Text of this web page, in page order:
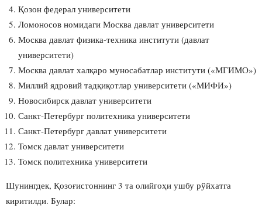
Қозон федерал университети
Ломоносов номидаги Москва давлат университети
Москва давлат физика-техника институти (давлат
университети)
Москва давлат халқаро муносабатлар институти («МГИМО»)
Миллий ядровий тадқиқотлар университети («МИФИ»)
Новосибирск давлат университети
Санкт-Петербург политехника университети
Санкт-Петербург давлат университети
Томск давлат университети
Томск политехника университети
Шунингдек, Қозоғистоннинг 3 та олийгоҳи ушбу рўйхатга
киритилди. Булар: